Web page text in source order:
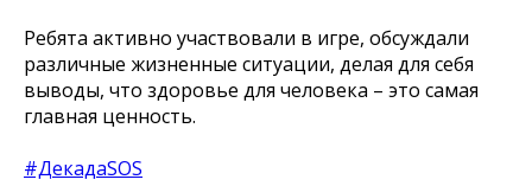
Ребята активно участвовали в игре, обсуждали
различные жизненные ситуации, делая для себя
выводы, что здоровье для человека – это самая
главная ценность.
#ДекадаSOS